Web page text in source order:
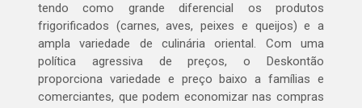
tendo como grande diferencial os produtos
frigorificados (carnes, aves, peixes e queijos) e a
ampla variedade de culinária oriental. Com uma
política agressiva de preços, o Deskontão
proporciona variedade e preço baixo a famílias e
comerciantes, que podem economizar nas compras